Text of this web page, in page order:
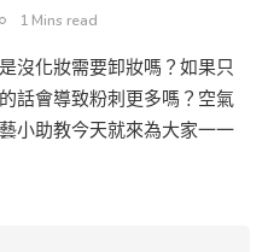
1 Mins read
沒化妝需要卸妝嗎？如果只
話會導致粉刺更多嗎？空氣
小助教今天就來為大家一一